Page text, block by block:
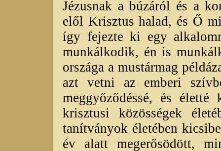
Jézusnak a búzáról és a
elől Krisztus halad, és Ő
így fejezte ki egy
munkálkodik, én is
országa a mustármag
azt vetni az emberi
meggyőződéssé, és
krisztusi közösségek
tanítványok életében
év alatt megerősödött,